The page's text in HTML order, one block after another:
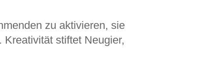
zu aktivieren, sie
stiftet Neugier,